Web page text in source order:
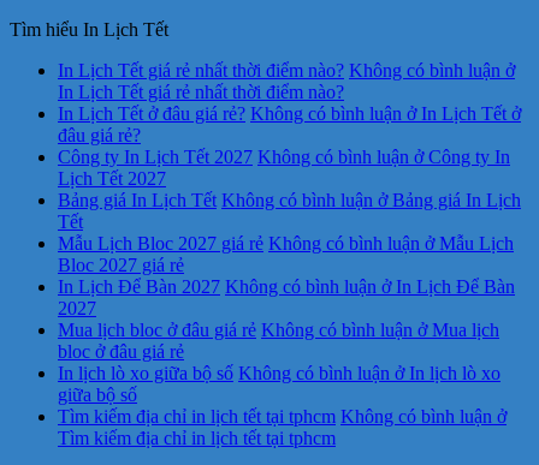
Tìm hiểu In Lịch Tết
In Lịch Tết giá rẻ nhất thời điểm nào? Không có bình luận ở
In Lịch Tết giá rẻ nhất thời điểm nào?
In Lịch Tết ở đâu giá rẻ? Không có bình luận ở In Lịch Tết ở
đâu giá rẻ?
Công ty In Lịch Tết 2027 Không có bình luận ở Công ty In
Lịch Tết 2027
Bảng giá In Lịch Tết Không có bình luận ở Bảng giá In Lịch
Tết
Mẫu Lịch Bloc 2027 giá rẻ Không có bình luận ở Mẫu Lịch
Bloc 2027 giá rẻ
In Lịch Để Bàn 2027 Không có bình luận ở In Lịch Để Bàn
2027
Mua lịch bloc ở đâu giá rẻ Không có bình luận ở Mua lịch
bloc ở đâu giá rẻ
In lịch lò xo giữa bộ số Không có bình luận ở In lịch lò xo
giữa bộ số
Tìm kiếm địa chỉ in lịch tết tại tphcm Không có bình luận ở
Tìm kiếm địa chỉ in lịch tết tại tphcm